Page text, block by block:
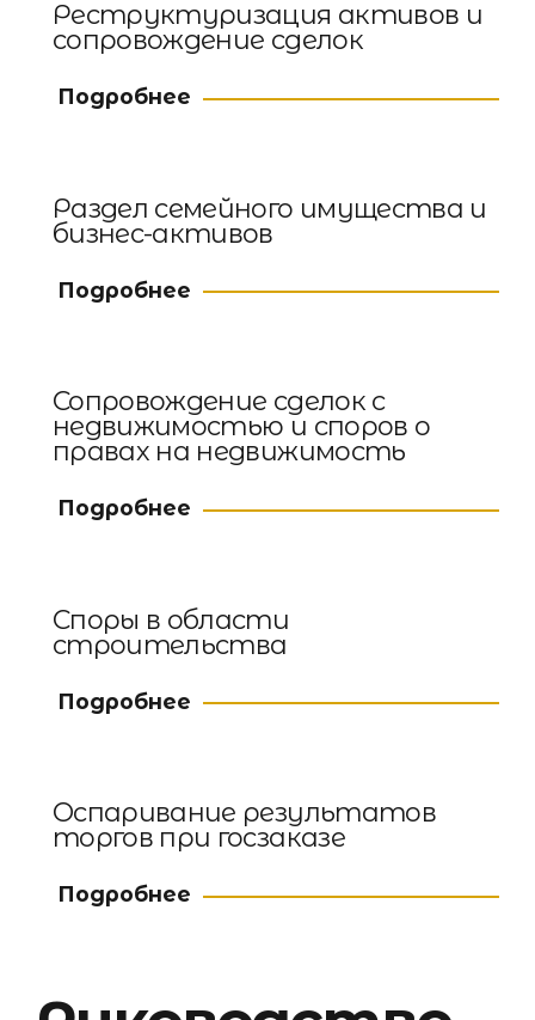
Реструктуризация активов и
сопровождение сделок
Подробнее
Раздел семейного имущества и
бизнес-активов
Подробнее
Сопровождение сделок с
недвижимостью и споров о
правах на недвижимость
Подробнее
Споры в области
строительства
Подробнее
Оспаривание результатов
торгов при госзаказе
Подробнее